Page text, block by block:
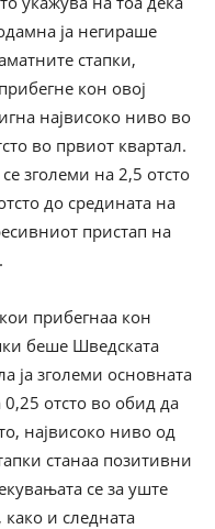
ја негираше
стапки,
кон овој
највисоко ниво во
во првиот квартал.
зголеми на 2,5 отсто
до средината на
пристап на
прибегнаа кон
беше Шведската
ја зголеми основната
0,25 отсто во обид да
највисоко ниво од
станаа позитивни
се за уште
и следната